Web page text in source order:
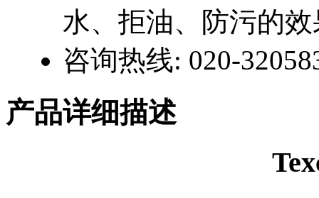
水、拒油、防污的效
咨询热线: 020-
产品详细描述